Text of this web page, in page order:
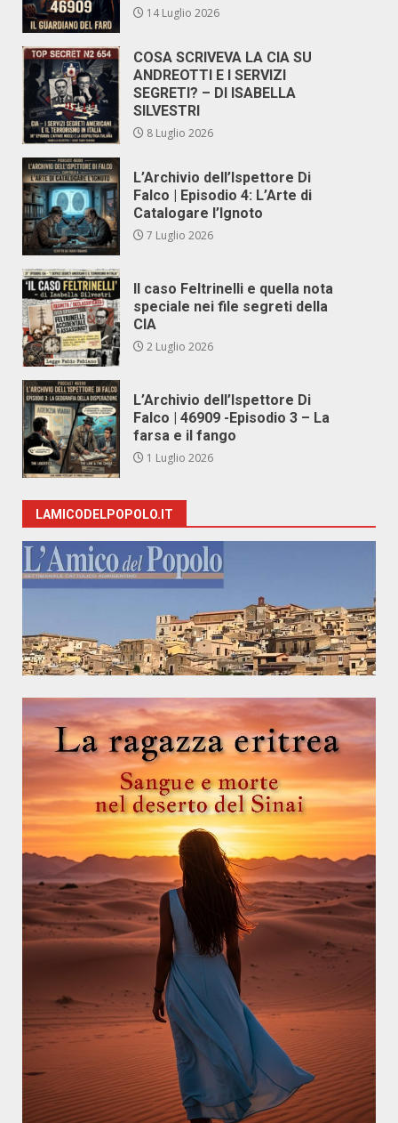
14 Luglio 2026
COSA SCRIVEVA LA CIA SU
ANDREOTTI E I SERVIZI
SEGRETI? – DI ISABELLA
SILVESTRI
8 Luglio 2026
L’Archivio dell’Ispettore Di
Falco | Episodio 4: L’Arte di
Catalogare l’Ignoto
7 Luglio 2026
Il caso Feltrinelli e quella nota
speciale nei file segreti della
CIA
2 Luglio 2026
L’Archivio dell’Ispettore Di
Falco | 46909 -Episodio 3 – La
farsa e il fango
1 Luglio 2026
LAMICODELPOPOLO.IT